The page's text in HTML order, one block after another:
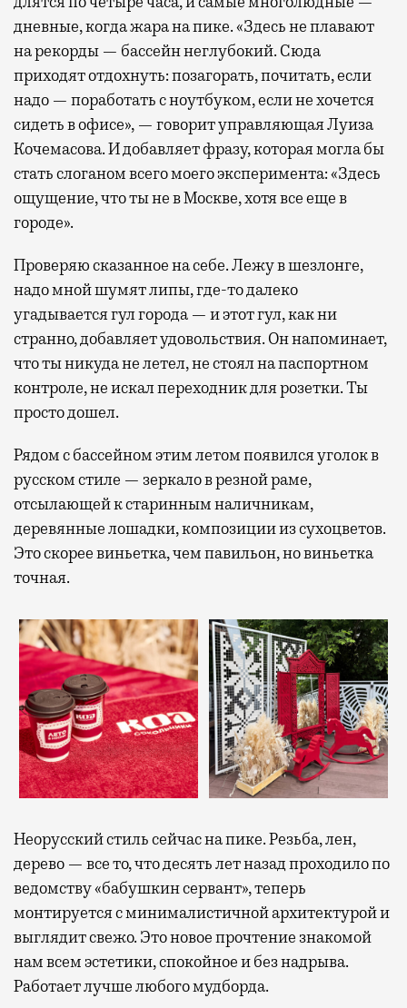
дневные, когда жара на пике. «Здесь не плавают
на рекорды — бассейн неглубокий. Сюда
приходят отдохнуть: позагорать, почитать, если
надо — поработать с ноутбуком, если не хочется
сидеть в офисе», — говорит управляющая Луиза
Кочемасова. И добавляет фразу, которая могла бы
стать слоганом всего моего эксперимента: «Здесь
ощущение, что ты не в Москве, хотя все еще в
городе».
Проверяю сказанное на себе. Лежу в шезлонге,
надо мной шумят липы, где-то далеко
угадывается гул города — и этот гул, как ни
странно, добавляет удовольствия. Он напоминает,
что ты никуда не летел, не стоял на паспортном
контроле, не искал переходник для розетки. Ты
просто дошел.
Рядом с бассейном этим летом появился уголок в
русском стиле — зеркало в резной раме,
отсылающей к старинным наличникам,
деревянные лошадки, композиции из сухоцветов.
Это скорее виньетка, чем павильон, но виньетка
точная.
Неорусский стиль сейчас на пике. Резьба, лен,
дерево — все то, что десять лет назад проходило по
ведомству «бабушкин сервант», теперь
монтируется с минималистичной архитектурой и
выглядит свежо. Это новое прочтение знакомой
нам всем эстетики, спокойное и без надрыва.
Работает лучше любого мудборда.